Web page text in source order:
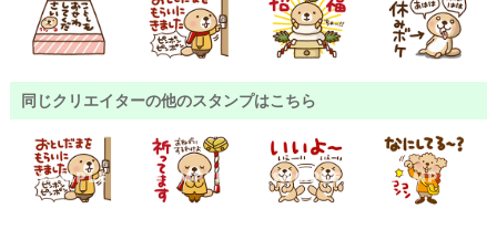
同じクリエイターの他のスタンプはこちら